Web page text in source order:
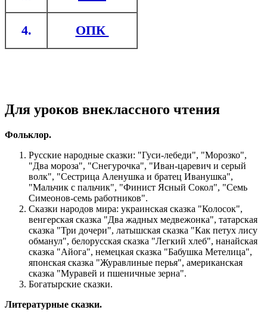
4. ОПК
Для уроков внеклассного чтения
Фольклор.
Русские народные сказки: "Гуси-лебеди", "Морозко",
"Два мороза", "Снегурочка", "Иван-царевич и серый
волк", "Сестрица Аленушка и братец Иванушка",
"Мальчик с пальчик", "Финист Ясный Сокол", "Семь
Симеонов-семь работников".
Сказки народов мира: украинская сказка "Колосок",
венгерская сказка "Два жадных медвежонка", татарская
сказка "Три дочери", латышская сказка "Как петух лису
обманул", белорусская сказка "Легкий хлеб", нанайская
сказка "Айога", немецкая сказка "Бабушка Метелица",
японская сказка "Журавлиные перья", американская
сказка "Муравей и пшеничные зерна".
Богатырские сказки.
Литературные сказки.